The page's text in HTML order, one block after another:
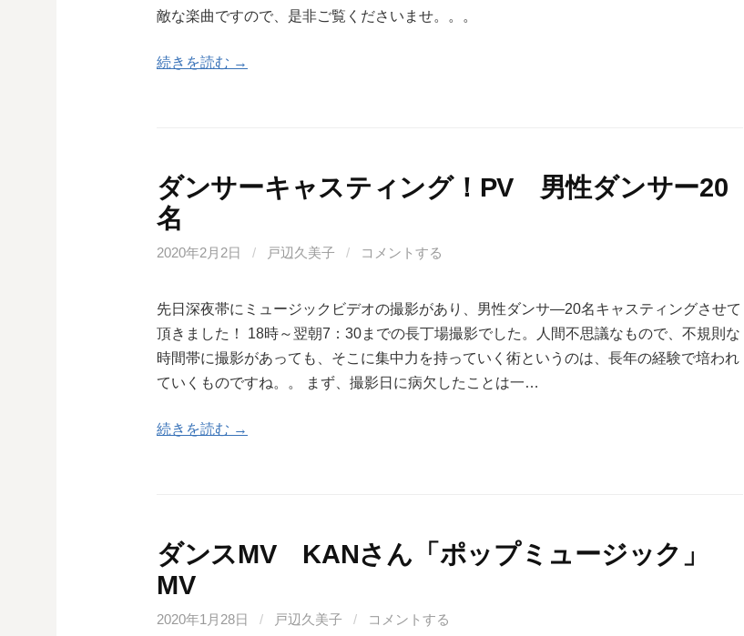
敵な楽曲ですので、是非ご覧くださいませ。。。
続きを読む →
ダンサーキャスティング！PV 男性ダンサー20
名
2020年2月2日 / 戸辺久美子 / コメントする
先日深夜帯にミュージックビデオの撮影があり、男性ダンサ―20名キャスティングさせて
頂きました！ 18時～翌朝7：30までの長丁場撮影でした。人間不思議なもので、不規則な
時間帯に撮影があっても、そこに集中力を持っていく術というのは、長年の経験で培われ
ていくものですね。。 まず、撮影日に病欠したことは一…
続きを読む →
ダンスMV KANさん「ポップミュージック」
MV
2020年1月28日 / 戸辺久美子 / コメントする